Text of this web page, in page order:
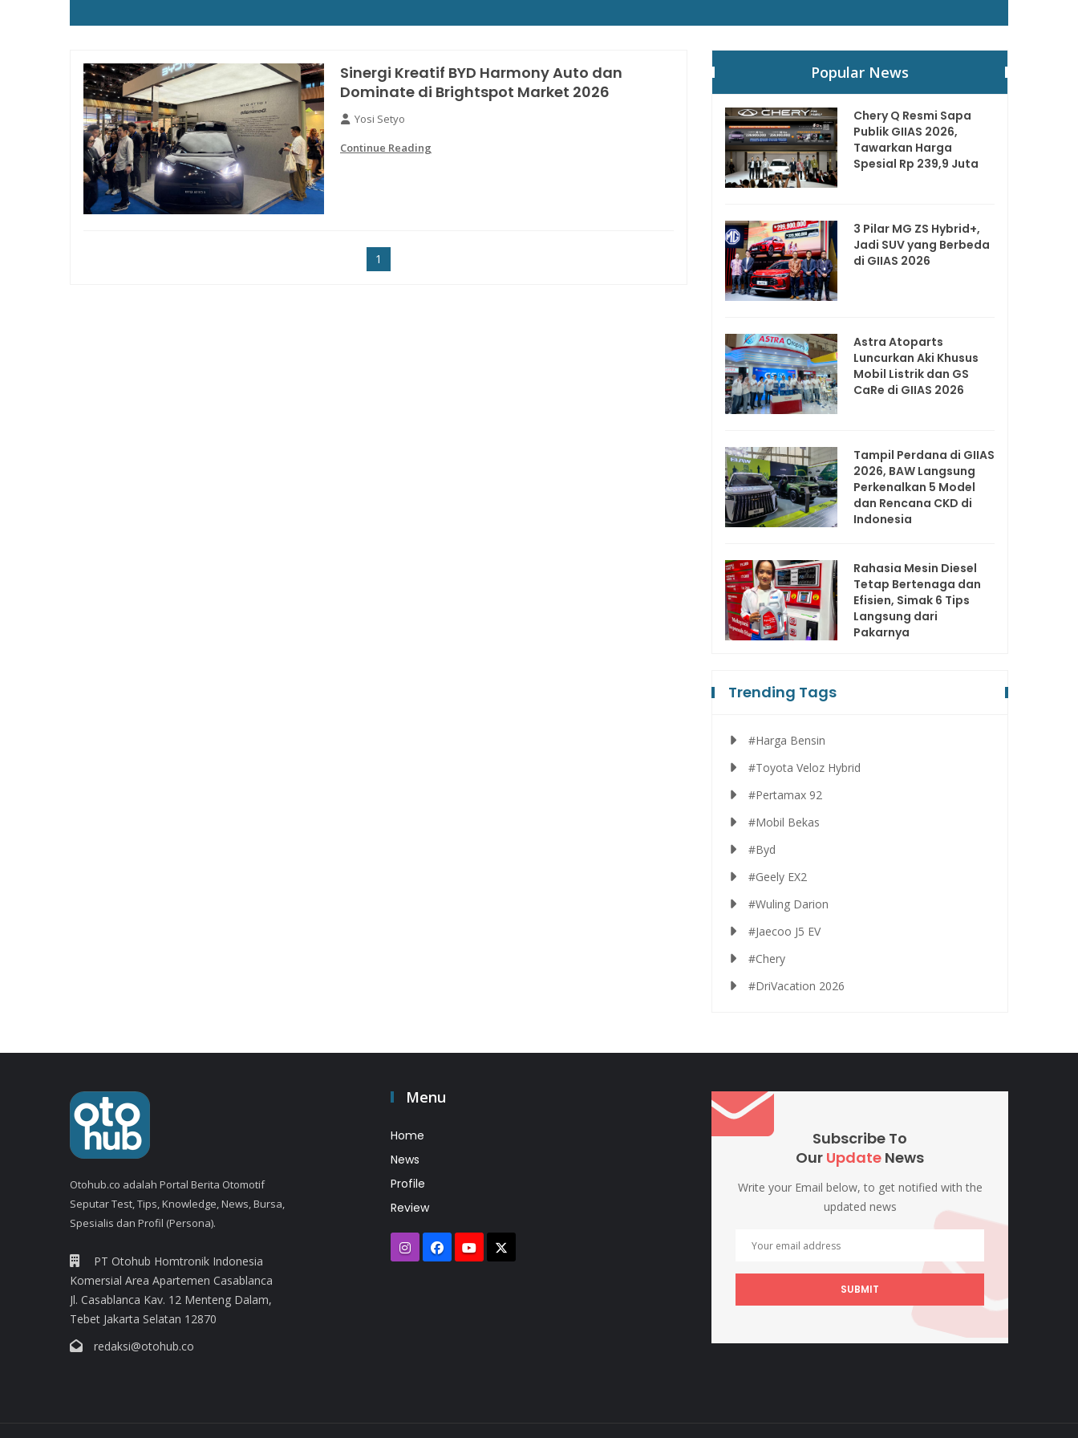
Sinergi Kreatif BYD Harmony Auto dan
Dominate di Brightspot Market 2026
Yosi Setyo
Continue Reading
1
Popular News
Chery Q Resmi Sapa
Publik GIIAS 2026,
Tawarkan Harga
Spesial Rp 239,9 Juta
3 Pilar MG ZS Hybrid+,
Jadi SUV yang Berbeda
di GIIAS 2026
Astra Atoparts
Luncurkan Aki Khusus
Mobil Listrik dan GS
CaRe di GIIAS 2026
Tampil Perdana di GIIAS
2026, BAW Langsung
Perkenalkan 5 Model
dan Rencana CKD di
Indonesia
Rahasia Mesin Diesel
Tetap Bertenaga dan
Efisien, Simak 6 Tips
Langsung dari
Pakarnya
Trending Tags
#Harga Bensin
#Toyota Veloz Hybrid
#Pertamax 92
#Mobil Bekas
#Byd
#Geely EX2
#Wuling Darion
#Jaecoo J5 EV
#Chery
#DriVacation 2026
Otohub.co adalah Portal Berita Otomotif
Seputar Test, Tips, Knowledge, News, Bursa,
Spesialis dan Profil (Persona).
PT Otohub Homtronik Indonesia
Komersial Area Apartemen Casablanca
Jl. Casablanca Kav. 12 Menteng Dalam,
Tebet Jakarta Selatan 12870
redaksi@otohub.co
Menu
Home
News
Profile
Review
Subscribe To
Our Update News
Write your Email below, to get notified with the
updated news
SUBMIT